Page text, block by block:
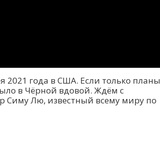
2021 года в США. Если только планы
в Чёрной вдовой. Ждём с
Симу Лю, известный всему миру по